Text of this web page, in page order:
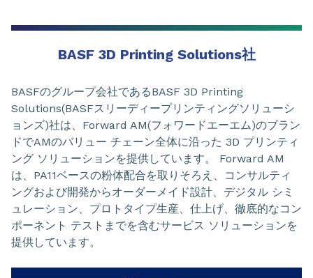
BASF 3D Printing Solutions社
BASFのグループ会社であるBASF 3D Printing
Solutions(BASFスリーディープリンティングソリューシ
ョンズ)社は、Forward AM(フォワードエーエム)のブラン
ドでAMのバリュー チェーン全体に沿った 3D プリンティ
ング ソリューションを提供しています。 Forward AM
は、PA11ベースの粉体配合を取りそろえ、コンサルティ
ングおよび開発からオーダーメイド設計、デジタル シミ
ュレーション、プロトタイプ生産、仕上げ、徹底的なコン
ポーネント テストまでを含むサービス ソリューションを
提供しています。